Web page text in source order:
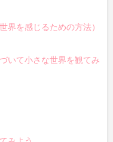
界を感じるための方法）
いて小さな世界を観てみ